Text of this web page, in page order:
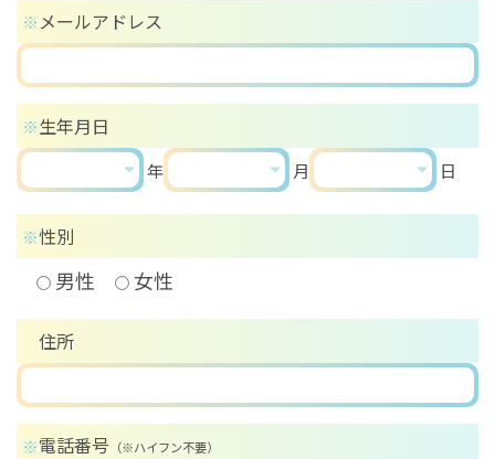
※メールアドレス
※生年月日
年 月 日
※性別
男性 女性
住所
※電話番号 （※ハイフン不要）